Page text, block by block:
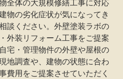
全体の大規模修繕工事に対応
物の劣化症状が気になってき
談ください。外壁塗装ラボの
外装リフォーム工事をご提案
宅・管理物件の外壁や屋根の
地調査や、建物の状態に合わ
費用をご提案させていただく